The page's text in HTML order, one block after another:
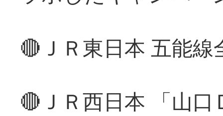
🔴ＪＲ東日本 五能
🔴ＪＲ西日本 「山